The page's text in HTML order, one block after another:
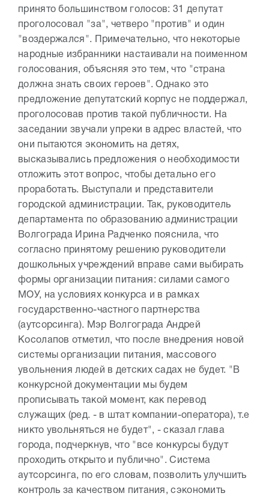
принято большинством голосов: 31 депутат
проголосовал "за", четверо "против" и один
"воздержался". Примечательно, что некоторые
народные избранники настаивали на поименном
голосования, объясняя это тем, что "страна
должна знать своих героев". Однако это
предложение депутатский корпус не поддержал,
проголосовав против такой публичности. На
заседании звучали упреки в адрес властей, что
они пытаются экономить на детях,
высказывались предложения о необходимости
отложить этот вопрос, чтобы детально его
проработать. Выступали и представители
городской администрации. Так, руководитель
департамента по образованию администрации
Волгограда Ирина Радченко пояснила, что
согласно принятому решению руководители
дошкольных учреждений вправе сами выбирать
формы организации питания: силами самого
МОУ, на условиях конкурса и в рамках
государственно-частного партнерства
(аутсорсинга). Мэр Волгограда Андрей
Косолапов отметил, что после внедрения новой
системы организации питания, массового
увольнения людей в детских садах не будет. "В
конкурсной документации мы будем
прописывать такой момент, как перевод
служащих (ред. - в штат компании-оператора), т.е
никто увольняться не будет", - сказал глава
города, подчеркнув, что "все конкурсы будут
проходить открыто и публично". Система
аутсорсинга, по его словам, позволить улучшить
контроль за качеством питания, сэкономить